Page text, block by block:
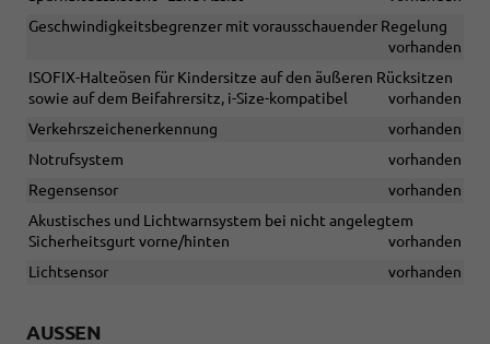
Geschwindigkeitsbegrenzer mit vorausschauender Regelung
vorhanden
ISOFIX-Halteösen für Kindersitze auf den äußeren Rücksitzen
sowie auf dem Beifahrersitz, i-Size-kompatibel
vorhanden
Verkehrszeichenerkennung
vorhanden
Notrufsystem
vorhanden
Regensensor
vorhanden
Akustisches und Lichtwarnsystem bei nicht angelegtem
Sicherheitsgurt vorne/hinten
vorhanden
Lichtsensor
vorhanden
AUSSEN